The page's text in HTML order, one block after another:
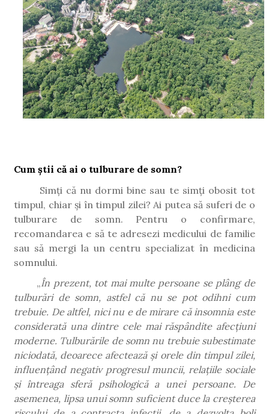
Cum știi că ai o tulburare de somn?
Simți că nu dormi bine sau te simți obosit tot
timpul, chiar și în timpul zilei? Ai putea să suferi de o
tulburare de somn. Pentru o confirmare,
recomandarea e să te adresezi medicului de familie
sau să mergi la un centru specializat în medicina
somnului.
„În prezent, tot mai multe persoane se plâng de
tulburări de somn, astfel că nu se pot odihni cum
trebuie. De altfel, nici nu e de mirare că insomnia este
considerată una dintre cele mai răspândite afecțiuni
moderne. Tulburările de somn nu trebuie subestimate
niciodată, deoarece afectează și orele din timpul zilei,
influențând negativ progresul muncii, relațiile sociale
și întreaga sferă psihologică a unei persoane. De
asemenea, lipsa unui somn suficient duce la creșterea